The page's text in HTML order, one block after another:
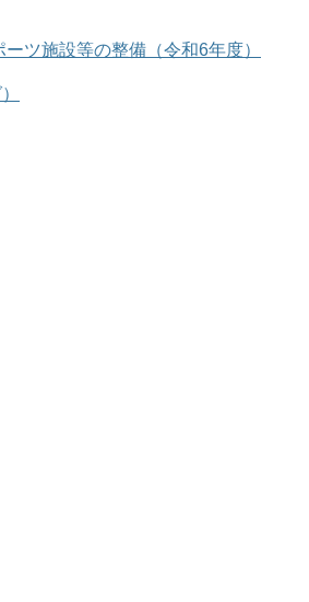
ツ施設等の整備（令和6年度）